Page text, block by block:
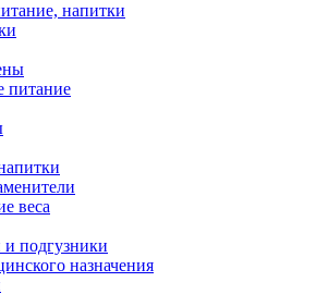
напитки
питание
веса
подгузники
назначения